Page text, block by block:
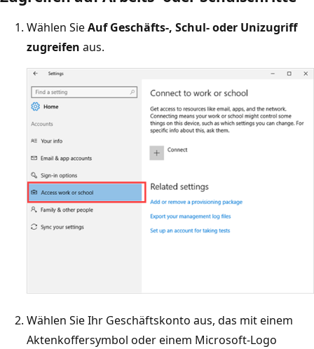
Wählen SieAuf Geschäfts-, Schul- oder Unizugriff
zugreifen aus.
Wählen Sie Ihr Geschäftskonto aus, das mit einem
Aktenkoffersymbol oder einem Microsoft-Logo